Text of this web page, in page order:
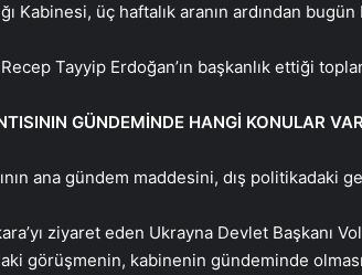
Kabinesi, üç haftalık aranın ardından bugün
Tayyip Erdoğan’ın başkanlık ettiği
GÜNDEMİNDE HANGİ KONULAR
ana gündem maddesini, dış politikadaki
ziyaret eden Ukrayna Devlet Başkanı
görüşmenin, kabinenin gündeminde